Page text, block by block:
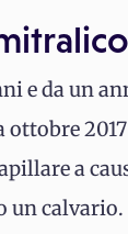
e da un
a
un